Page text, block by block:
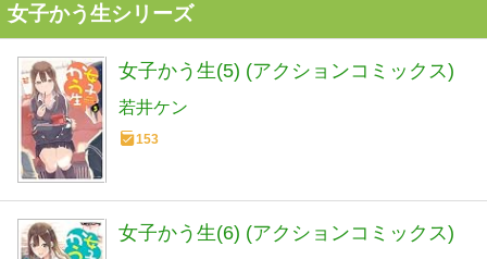
女子かう生シリーズ
女子かう生(5) (アクションコミックス)
若井ケン
153
女子かう生(6) (アクションコミックス)